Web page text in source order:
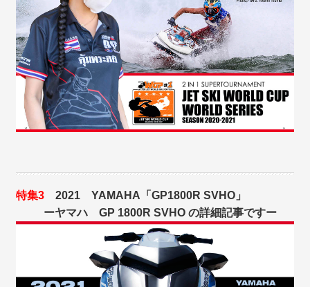
特集3 2021 YAMAHA「GP1800R SVHO」
ーヤマハ GP 1800R SVHO の詳細記事ですー